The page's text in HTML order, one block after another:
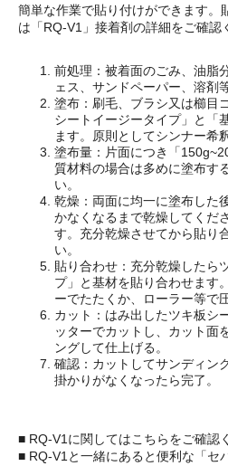
簡単な作業で貼り付けができます。
は「RQ-V1」接着剤の詳細をご確認
前処理：被着面のごみ、油脂
ェス、サンドペーパー、溶剤
塗布：刷毛、ブラシ又は櫛目
シートイージータイプ」と「
ます。原則としてシンナー希
塗布量：片面につき「
質材料の場合は多めに塗布す
い。
乾燥：両面に均一に塗布した
かなくなるまで乾燥してくだ
す。充分乾燥させてから貼り
い。
貼り合わせ：充分乾燥したら
プ」と基材を貼り合わせます
ーでたたくか、ローラー等で
カット：はみ出したツキ板シ
ッターでカットし、カット面
ングして仕上げる。
確認：カットしてサンディン
掛かりがなくなったら完了。
■ RQ-V1に関してはこちらをご確認
■ RQ-V1と一緒にあると便利な「セ